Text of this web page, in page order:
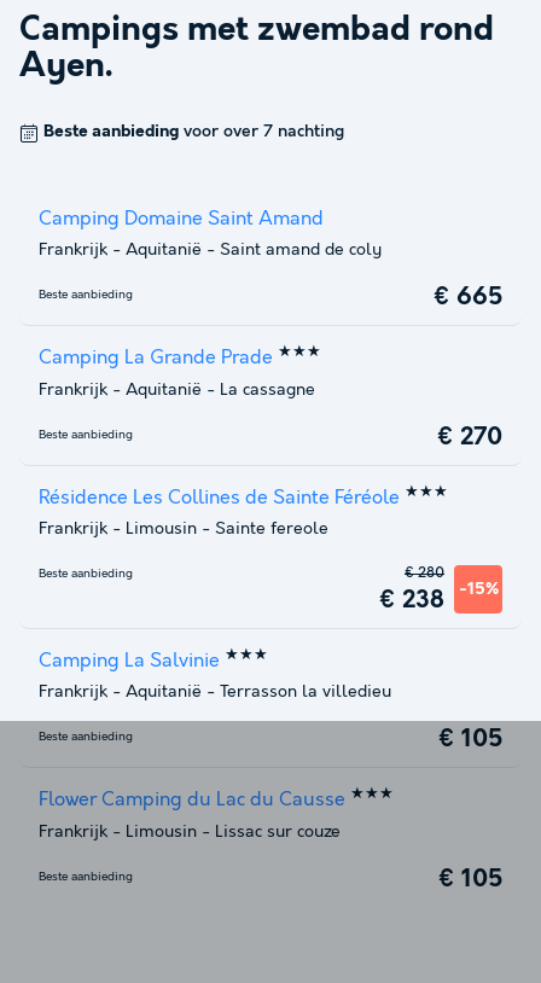
Campings met zwembad rond
Ayen.
Beste aanbieding voor over 7 nachting
Camping Domaine Saint Amand
Frankrijk - Aquitanië - Saint amand de coly
Beste aanbieding € 665
Camping La Grande Prade ★★★
Frankrijk - Aquitanië - La cassagne
Beste aanbieding € 270
Résidence Les Collines de Sainte Féréole ★★★
Frankrijk - Limousin - Sainte fereole
Beste aanbieding
€ 238 -15%
€ 280
Camping La Salvinie ★★★
Frankrijk - Aquitanië - Terrasson la villedieu
Beste aanbieding € 105
Flower Camping du Lac du Causse ★★★
Frankrijk - Limousin - Lissac sur couze
Beste aanbieding € 105